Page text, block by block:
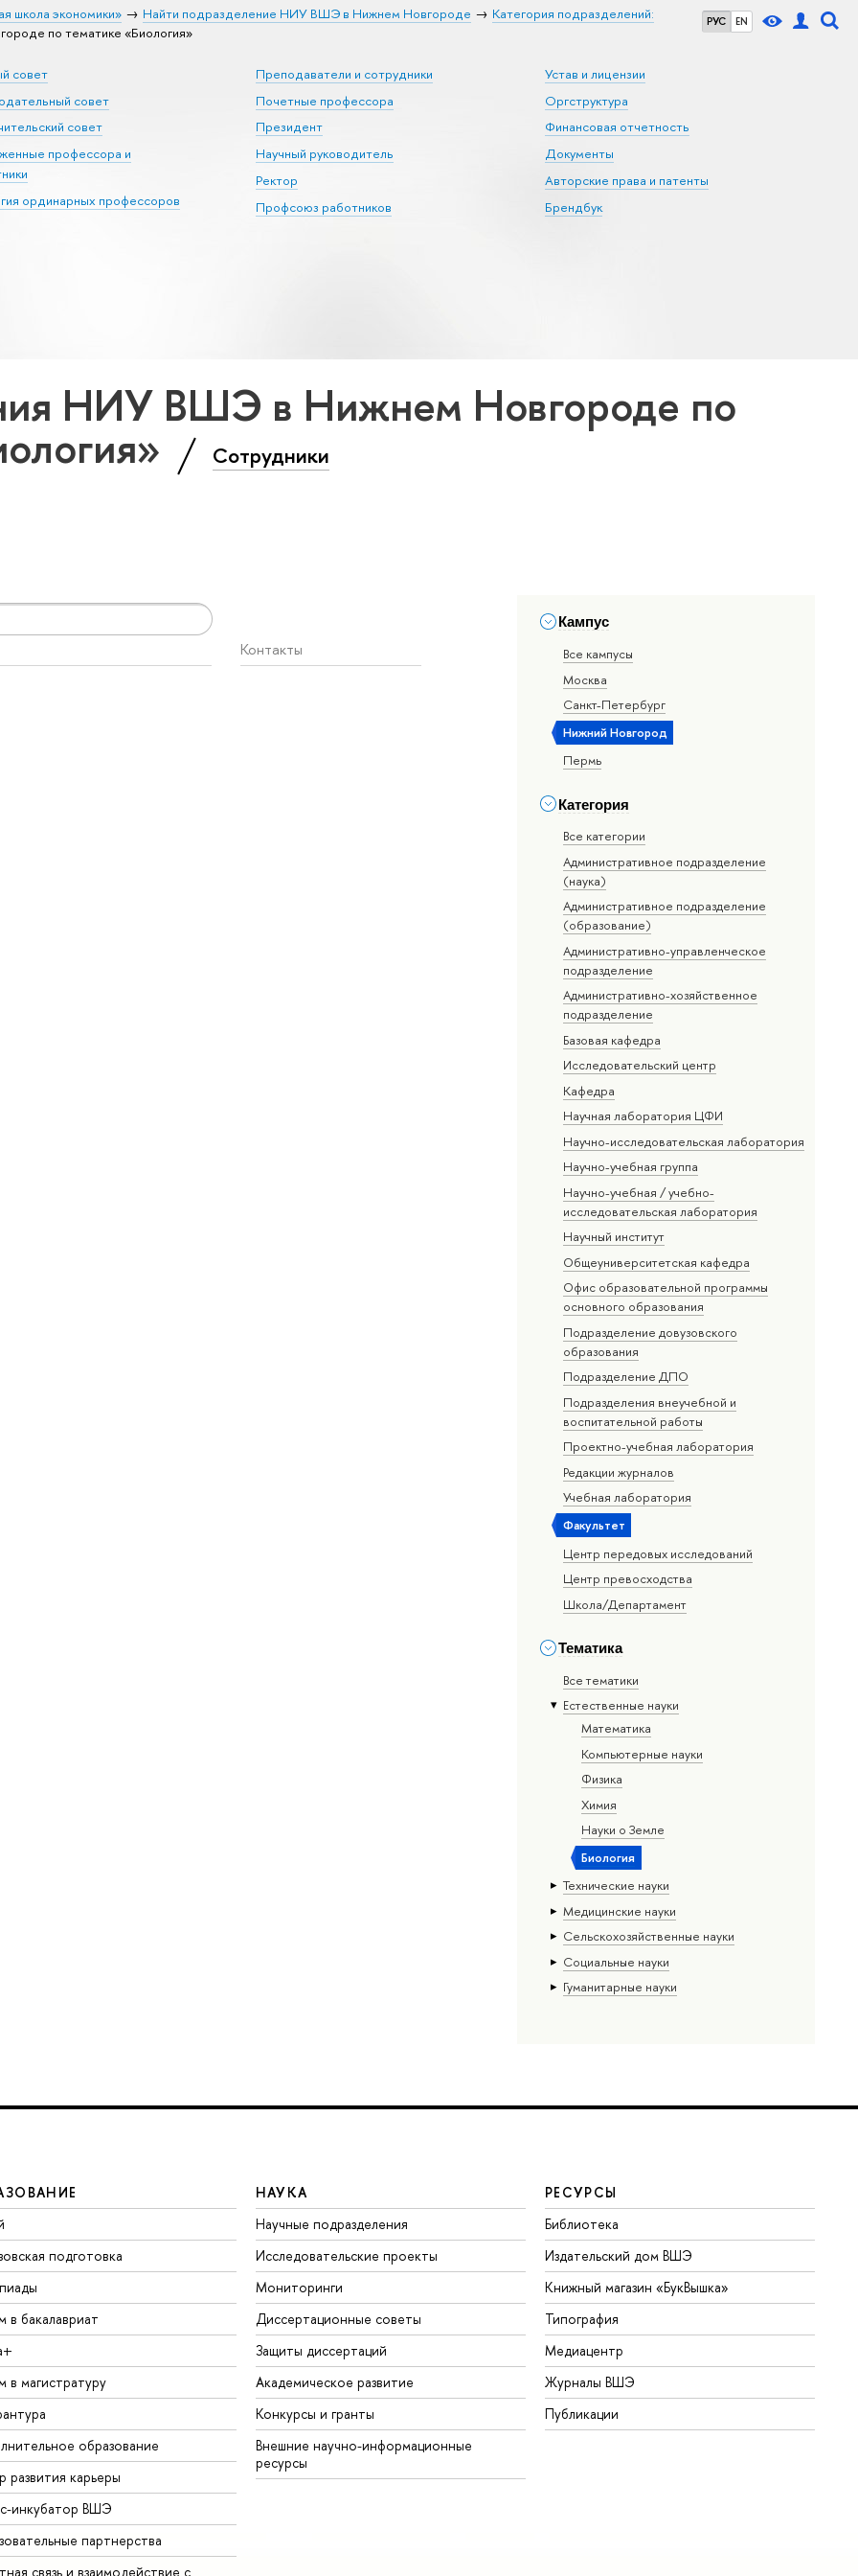
РУС EN
школа экономики» Найти подразделение НИУ ВШЭ в Нижнем Новгороде
Категория подразделений:
по тематике «Биология»
совет
совет
совет
профессора и
ординарных профессоров
Преподаватели и сотрудники
Почетные профессора
Президент
Научный руководитель
Ректор
Профсоюз работников
Устав и лицензии
Оргструктура
Финансовая отчетность
Документы
Авторские права и патенты
Брендбук
НИУ ВШЭ в Нижнем Новгороде по
Сотрудники
Кампус
Все кампусы
Москва
Санкт-Петербург
Нижний Новгород
Пермь
Категория
Все категории
Административное подразделение
(наука)
Административное подразделение
(образование)
Административно-управленческое
подразделение
Административно-хозяйственное
подразделение
Базовая кафедра
Исследовательский центр
Кафедра
Научная лаборатория ЦФИ
Научно-исследовательская лаборатория
Научно-учебная группа
Научно-учебная / учебно-
исследовательская лаборатория
Научный институт
Общеуниверситетская кафедра
Офис образовательной программы
основного образования
Подразделение довузовского
образования
Подразделение ДПО
Подразделения внеучебной и
воспитательной работы
Проектно-учебная лаборатория
Редакции журналов
Учебная лаборатория
Факультет
Центр передовых исследований
Центр превосходства
Школа/Департамент
Тематика
Все тематики
Естественные науки
Математика
Компьютерные науки
Физика
Химия
Науки о Земле
Биология
Тех­ничес­кие науки
Медицинские науки
Сельскохозяйственные науки
Социальные науки
Гуманитарные науки
Контакты
подготовка
в бакалавриат
в магистратуру
образование
развития карьеры
инкубатор ВШЭ
партнерства
связь и взаимодействие с
НАУКА
Научные подразделения
Исследовательские проекты
Мониторинги
Диссертационные советы
Защиты диссертаций
Академическое развитие
Конкурсы и гранты
Внешние научно-информационные
ресурсы
РЕСУРСЫ
Библиотека
Издательский дом ВШЭ
Книжный магазин «БукВышка»
Типография
Медиацентр
Журналы ВШЭ
Публикации